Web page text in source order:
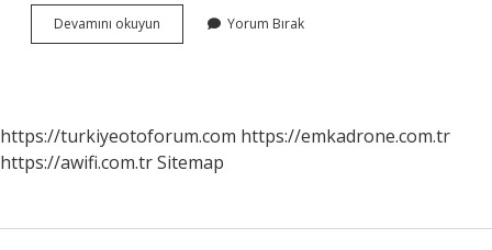
Devamını okuyun Boylerin
Suyu
Yorum Bırak
https://turkiyeotoforum.com https://emkadrone.com.tr
https://awifi.com.trSitemap